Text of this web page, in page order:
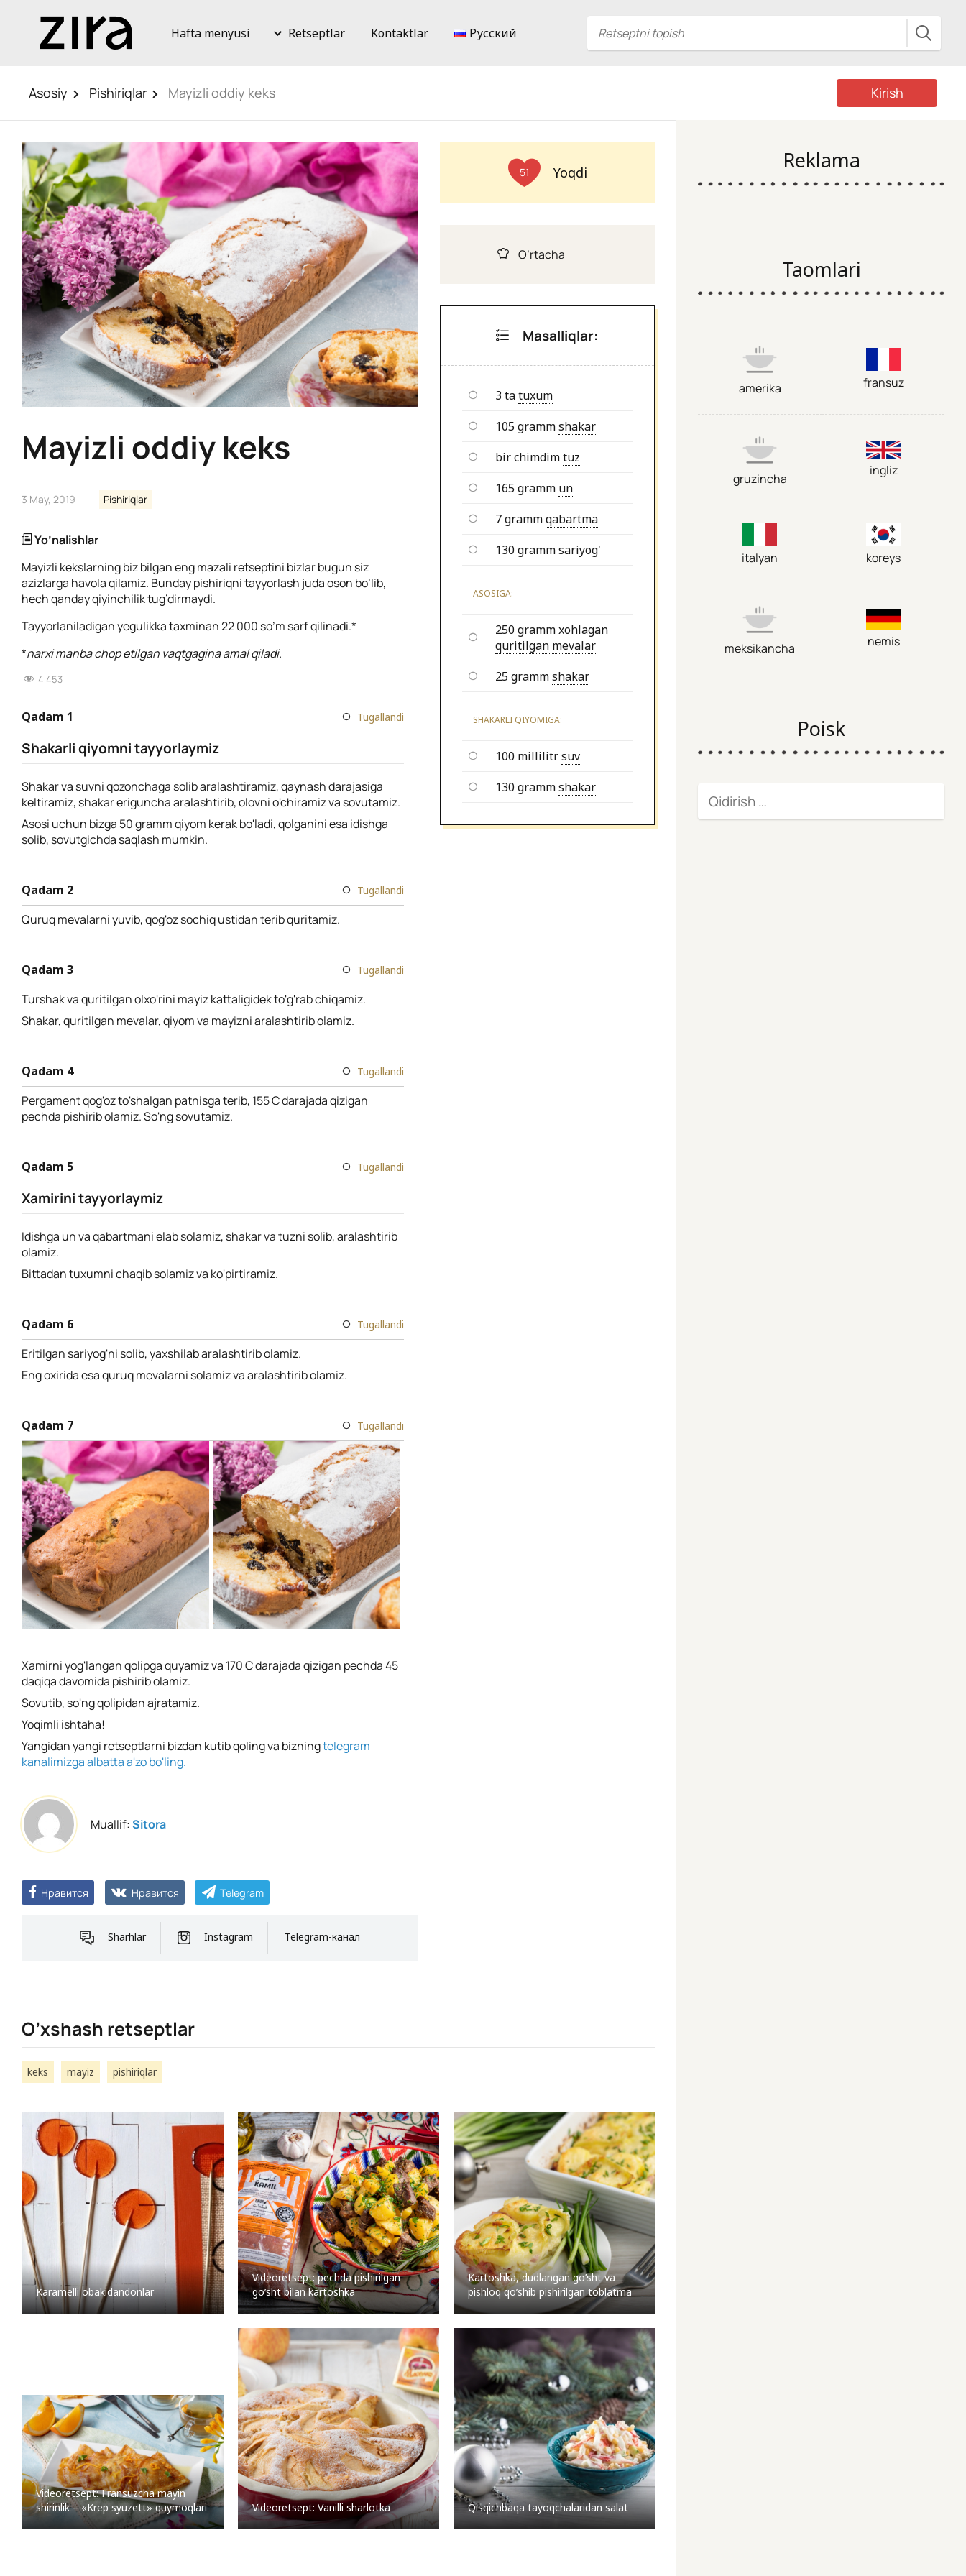
Hafta menyusi Retseptlar Kontaktlar Русский
Asosiy Pishiriqlar Mayizli oddiy keks Kirish
Mayizli oddiy keks
3 May, 2019 Pishiriqlar
Yo’nalishlar
Mayizli kekslarning biz bilgan eng mazali retseptini bizlar bugun siz
azizlarga havola qilamiz. Bunday pishiriqni tayyorlash juda oson bo’lib,
hech qanday qiyinchilik tug’dirmaydi.
Tayyorlaniladigan yegulikka taxminan 22 000 so’m sarf qilinadi.*
*narxi manba chop etilgan vaqtgagina amal qiladi.
4 453
Qadam 1 Tugallandi
Shakarli qiyomni tayyorlaymiz
Shakar va suvni qozonchaga solib aralashtiramiz, qaynash darajasiga
keltiramiz, shakar eriguncha aralashtirib, olovni o'chiramiz va sovutamiz.
Asosi uchun bizga 50 gramm qiyom kerak bo'ladi, qolganini esa idishga
solib, sovutgichda saqlash mumkin.
Qadam 2 Tugallandi
Quruq mevalarni yuvib, qog'oz sochiq ustidan terib quritamiz.
Qadam 3 Tugallandi
Turshak va quritilgan olxo'rini mayiz kattaligidek to'g'rab chiqamiz.
Shakar, quritilgan mevalar, qiyom va mayizni aralashtirib olamiz.
Qadam 4 Tugallandi
Pergament qog'oz to'shalgan patnisga terib, 155 C darajada qizigan
pechda pishirib olamiz. So'ng sovutamiz.
Qadam 5 Tugallandi
Xamirini tayyorlaymiz
Idishga un va qabartmani elab solamiz, shakar va tuzni solib, aralashtirib
olamiz.
Bittadan tuxumni chaqib solamiz va ko'pirtiramiz.
Qadam 6 Tugallandi
Eritilgan sariyog'ni solib, yaxshilab aralashtirib olamiz.
Eng oxirida esa quruq mevalarni solamiz va aralashtirib olamiz.
Qadam 7 Tugallandi
Xamirni yog'langan qolipga quyamiz va 170 C darajada qizigan pechda 45
daqiqa davomida pishirib olamiz.
Sovutib, so'ng qolipidan ajratamiz.
Yoqimli ishtaha!
Yangidan yangi retseptlarni bizdan kutib qoling va bizningtelegram
kanalimizga albatta a'zo bo'ling.
Muallif:Sitora
Нравится Нравится Telegram
Sharhlar Instagram Telegram-канал
51 Yoqdi
O’rtacha
Masalliqlar:
3 tatuxum
105 grammshakar
bir chimdimtuz
165 gramm un
7 grammqabartma
130 grammsariyog'
ASOSIGA:
250 gramm xohlagan
quritilgan mevalar
25 grammshakar
SHAKARLI QIYOMIGA:
100 millilitrsuv
130 grammshakar
O’xshash retseptlar
keks mayiz pishiriqlar
Karamelli obakidandonlar
Videoretsept: pechda pishirilgan
go’sht bilan kartoshka
Kartoshka, dudlangan go’sht va
pishloq qo’shib pishirilgan toblatma
Videoretsept: Fransuzcha mayin
shirinlik – «Krep syuzett» quymoqlari
Videoretsept: Vanilli sharlotka Qisqichbaqa tayoqchalaridan salat
Reklama
Taomlari
amerika fransuz
gruzincha
ingliz
italyan koreys
meksikancha nemis
Poisk